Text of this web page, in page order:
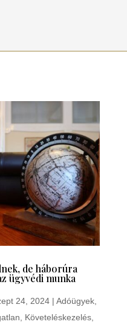
de háborúra
ügyvédi munka
24, 2024| Adóügyek,
Követeléskezelés,